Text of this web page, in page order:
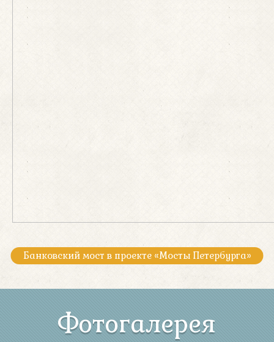
Банковский мост в проекте «Мосты Петербурга»
Фотогалерея